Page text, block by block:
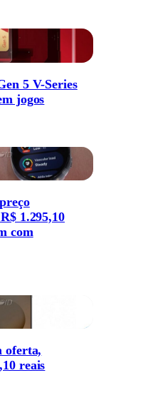
5 V-Series
jogos
1.295,10
com
oferta,
reais